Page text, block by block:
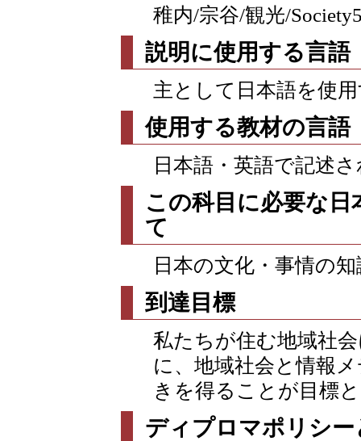
稚内/宗谷/観光/
説明に使用する言語
主として日本語を使
使用する教材の言語
日本語・英語で記述
この科目に必要な
て
日本の文化・事情の
到達目標
私たちが住む地域社
に、地域社会と情報
きを得ることが目標
ディプロマポリシー